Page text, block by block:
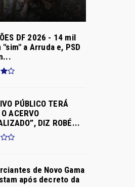
DF 2026 - 14 mil
"sim" a Arruda e, PSD
PÚBLICO TERÁ
ACERVO
DIZ ROBÉ...
de Novo Gama
após decreto da